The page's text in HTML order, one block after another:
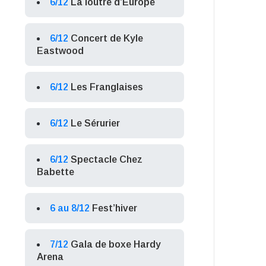
6/12 La loutre d’Europe
6/12 Concert de Kyle
Eastwood
6/12 Les Franglaises
6/12 Le Sérurier
6/12 Spectacle Chez
Babette
6 au 8/12 Fest’hiver
7/12 Gala de boxe Hardy
Arena